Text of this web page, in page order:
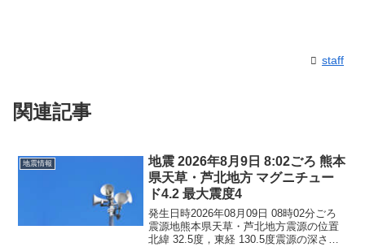
staff
関連記事
地震情報
地震 2026年8月9日 8:02ごろ 熊本
県天草・芦北地方 マグニチュー
ド4.2 最大震度4
発生日時2026年08月09日 08時02分ごろ
震源地熊本県天草・芦北地方震源の位置
北緯 32.5度，東経 130.5度震源の深さ約